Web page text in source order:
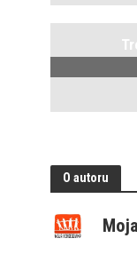
O autoru